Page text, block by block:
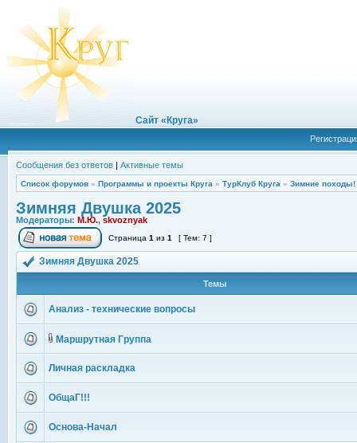
Сайт «Круга»
Сообщения без ответов | Активные темы
Список форумов » Программы и проекты Круга » ТурКлуб Круга » Зимние походы!
Зимняя Двушка 2025
Модераторы: М.Ю., skvoznyak
Страница 1 из 1 [ Тем: 7 ]
Зимняя Двушка 2025
Темы
Анализ - технические вопросы
Маршрутная Группа
Личная раскладка
ОбщаГ!!!
Основа-Начал